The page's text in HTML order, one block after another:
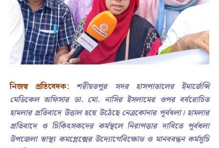
নিজস্ব প্রতিবেদক:
শরীয়তপুর সদর হাসপাতালের ইমার্জেন্সি
মেডিকেল অফিসার ডা. মো. নাসির ইসলামের ওপর বর্বরোচিত
হামলার প্রতিবাদে উত্তাল হয়ে উঠেছে নেত্রকোনার পূর্বধলা। হামলার
প্রতিবাদে ও চিকিৎসকদের কর্মস্থলে নিরাপত্তার দাবিতে পূর্বধলা
উপজেলা স্বাস্থ্য কমপ্লেক্সের উদ্যোগেবিক্ষোভ ও মানববন্ধন কর্মসূচি